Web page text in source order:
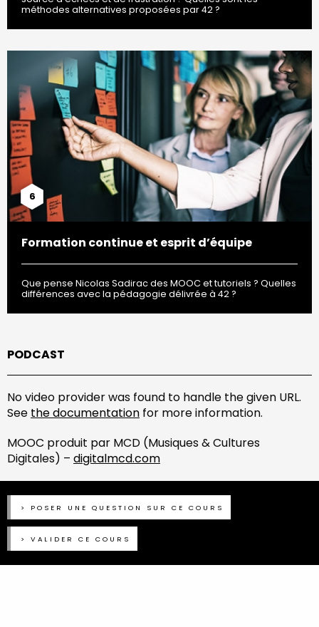
méthodes alternatives proposées par 42 ?
6
Formation continue et esprit d’équipe
Que pense Nicolas Sadirac des MOOC et tutoriels ? Quelles
différences avec la pédagogie délivrée à 42 ?
PODCAST
No video provider was found to handle the given URL.
See the documentation for more information.
MOOC produit par MCD (Musiques & Cultures
Digitales) – digitalmcd.com
POSER UNE QUESTION SUR CE COURS
VALIDER CE COURS